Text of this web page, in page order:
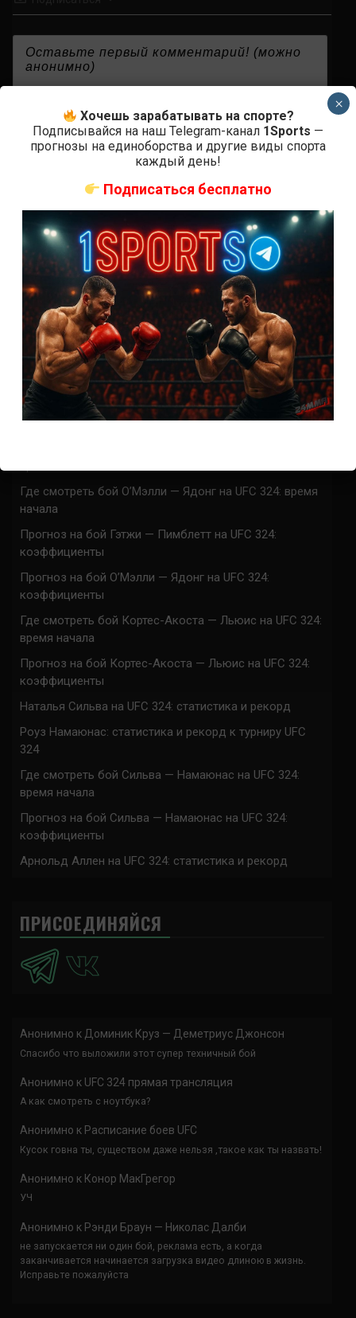
СВЕЖИЕ ЗАПИСИ
ACA 200 прямая трансляция
Марафон боев UFC 325 прямая трансляция
UFC 324 прямая трансляция
Марафон боев UFC 324 прямая трансляция
Где смотреть бой О’Мэлли — Ядонг на UFC 324: время
начала
Прогноз на бой Гэтжи — Пимблетт на UFC 324:
коэффициенты
Прогноз на бой О’Мэлли — Ядонг на UFC 324:
коэффициенты
Где смотреть бой Кортес-Акоста — Льюис на UFC 324:
время начала
Прогноз на бой Кортес-Акоста — Льюис на UFC 324:
коэффициенты
Наталья Сильва на UFC 324: статистика и рекорд
Роуз Намаюнас: статистика и рекорд к турниру UFC
324
Где смотреть бой Сильва — Намаюнас на UFC 324:
время начала
Прогноз на бой Сильва — Намаюнас на UFC 324:
коэффициенты
Арнольд Аллен на UFC 324: статистика и рекорд
ПРИСОЕДИНЯЙСЯ
Анонимно к Доминик Круз — Деметриус Джонсон
Спасибо что выложили этот супер техничный бой
Анонимно к UFC 324 прямая трансляция
А как смотреть с ноутбука?
Анонимно к Расписание боев UFC
Кусок говна ты, существом даже нельзя ,такое как ты назвать!
Анонимно к Конор МакГрегор
УЧ
Анонимно к Рэнди Браун — Николас Далби
не запускается ни один бой, реклама есть, а когда
заканчивается начинается загрузка видео длиною в жизнь.
Исправьте пожалуйста
Хочешь зарабатывать на спорте?
Подписывайся на наш Telegram-канал 1Sports —
прогнозы на единоборства и другие виды спорта
каждый день!
Подписаться бесплатно
×